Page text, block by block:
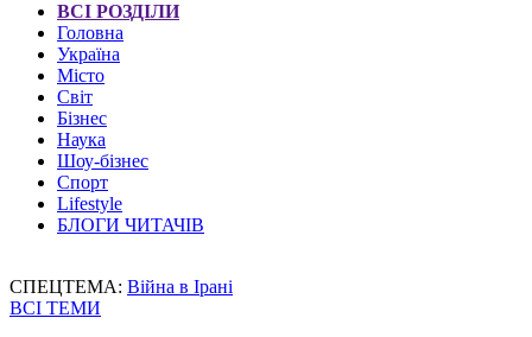
ВСІ РОЗДІЛИ
Головна
Україна
Місто
Світ
Бізнес
Наука
Шоу-бізнес
Спорт
Lifestyle
БЛОГИ ЧИТАЧІВ
СПЕЦТЕМА: Війна в Ірані
ВСІ ТЕМИ